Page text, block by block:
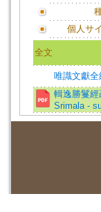
個人サ
全文
唯識文獻
輯逸勝鬘
Srimala -